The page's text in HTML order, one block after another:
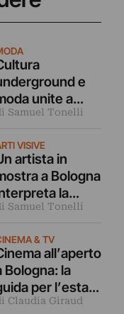
e
unite a
con una
Samuel Tonelli
VISIVE
artista in
a Bologna
la
le sue
Samuel Tonelli
& TV
all’aperto
Bologna: la
per l’estate
Claudia Giraud